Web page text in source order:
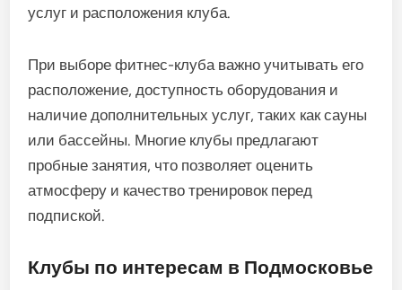
услуг и расположения клуба.
При выборе фитнес-клуба важно учитывать его
расположение, доступность оборудования и
наличие дополнительных услуг, таких как сауны
или бассейны. Многие клубы предлагают
пробные занятия, что позволяет оценить
атмосферу и качество тренировок перед
подпиской.
Клубы по интересам в Подмосковье